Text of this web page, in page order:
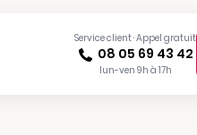
Service client · Appel gratuit
08 05 69 43 42
lun-ven 9h à 17h